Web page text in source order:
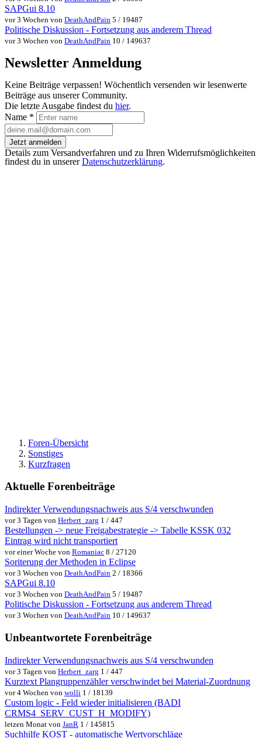
SAPGui 8.10
vor 3 Wochen von DeathAndPain 5 / 19487
Politische Diskussion - Fortsetzung aus anderem Thread
vor 3 Wochen von DeathAndPain 10 / 149637
Newsletter Anmeldung
Keine Beiträge verpassen! Wöchentlich versenden wir lesenwerte
Beiträge aus unserer Community.
Die letzte Ausgabe findest du hier.
Name *
Jetzt anmelden
Details zum Versandverfahren und zu Ihren Widerrufsmöglichkeiten
findest du in unsererDatenschutzerklärung.
Foren-Übersicht
Sonstiges
Kurzfragen
Aktuelle Forenbeiträge
Indirekter Verwendungsnachweis aus S/4 verschwunden
vor 3 Tagen von Herbert_zarg 1 / 447
Bestellungen -> neue Freigabestrategie -> Tabelle KSSK 032
Eintrag wird nicht transportiert
vor einer Woche von Romaniac 8 / 27120
Soriterung der Methoden in Eclipse
vor 3 Wochen von DeathAndPain 2 / 18366
SAPGui 8.10
vor 3 Wochen von DeathAndPain 5 / 19487
Politische Diskussion - Fortsetzung aus anderem Thread
vor 3 Wochen von DeathAndPain 10 / 149637
Unbeantwortete Forenbeiträge
Indirekter Verwendungsnachweis aus S/4 verschwunden
vor 3 Tagen von Herbert_zarg 1 / 447
Kurztext Plangruppenzähler verschwindet bei Material-Zuordnung
vor 4 Wochen von wolli 1 / 18139
Custom logic - Feld wieder initialisieren (BADI
CRMS4_SERV_CUST_H_MODIFY)
letzen Monat von JanR 1 / 145815
Suchhilfe KOST - automatische Wertvorschläge